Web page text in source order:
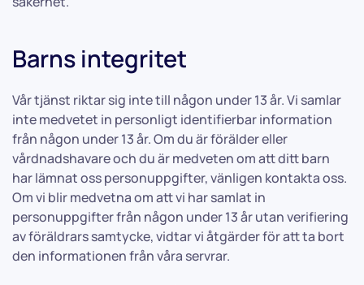
Barns integritet
Vår tjänst riktar sig inte till någon under 13 år. Vi samlar
inte medvetet in personligt identifierbar information
från någon under 13 år. Om du är förälder eller
vårdnadshavare och du är medveten om att ditt barn
har lämnat oss personuppgifter, vänligen kontakta oss.
Om vi blir medvetna om att vi har samlat in
personuppgifter från någon under 13 år utan verifiering
av föräldrars samtycke, vidtar vi åtgärder för att ta bort
den informationen från våra servrar.